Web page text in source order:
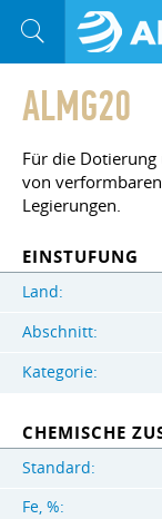
ALMG20
Für die
von
Legierungen.
EINSTUFUNG
Land:
Abschnitt:
Kategorie:
CHEMISCHE
Standard:
Fe, %: